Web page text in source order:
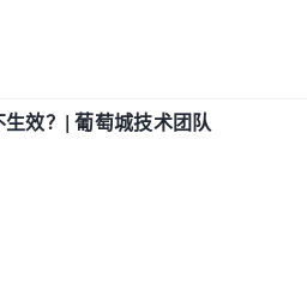
效？| 葡萄城技术团队